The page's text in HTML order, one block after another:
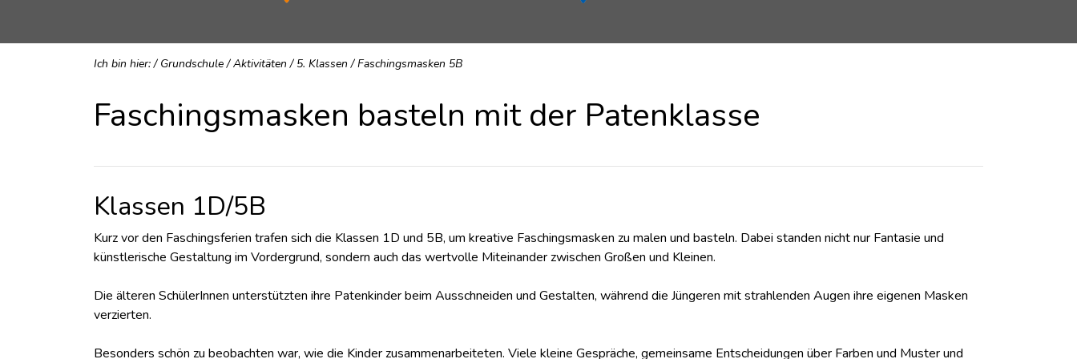
Ich bin hier:/ Grundschule/Aktivitäten / 5. Klassen /Faschingsmasken 5B
Faschingsmasken basteln mit der Patenklasse
Klassen 1D/5B
Kurz vor den Faschingsferien trafen sich die Klassen 1D und 5B, um kreative Faschingsmasken zu malen und basteln. Dabei standen nicht nur Fantasie und
künstlerische Gestaltung im Vordergrund, sondern auch das wertvolle Miteinander zwischen Großen und Kleinen.
Die älteren SchülerInnen unterstützten ihre Patenkinder beim Ausschneiden und Gestalten, während die Jüngeren mit strahlenden Augen ihre eigenen Masken
verzierten.
Besonders schön zu beobachten war, wie die Kinder zusammenarbeiteten. Viele kleine Gespräche, gemeinsame Entscheidungen über Farben und Muster und